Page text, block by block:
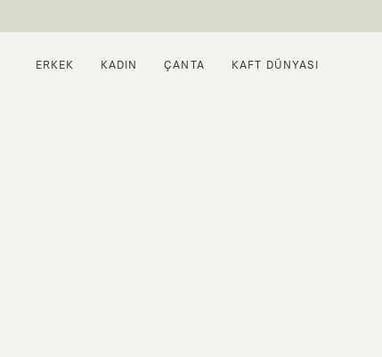
ERKEK KADIN ÇANTA KAFT DÜNYASI